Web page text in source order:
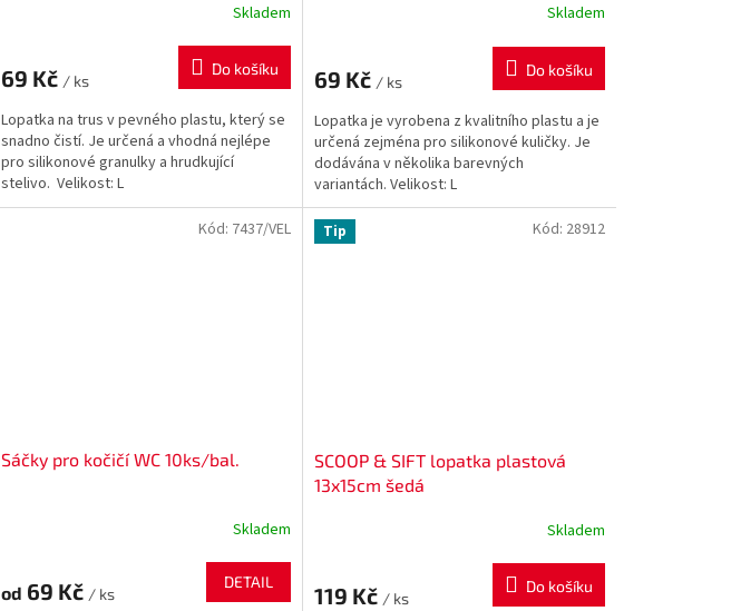
Skladem
69 Kč / ks
Do košíku
Lopatka na trus v pevného plastu, který se
snadno čistí. Je určená a vhodná nejlépe
pro silikonové granulky a hrudkující
stelivo. Velikost: L
Skladem
69 Kč / ks
Do košíku
Lopatka je vyrobena z kvalitního plastu a je
určená zejména pro silikonové kuličky. Je
dodávána v několika barevných
variantách. Velikost: L
Sáčky pro kočičí WC 10ks/bal.
Skladem
od 69 Kč / ks
DETAIL
Kód: 7437/VEL Tip
SCOOP & SIFT lopatka plastová
13x15cm šedá
Skladem
119 Kč / ks
Do košíku
Kód: 28912